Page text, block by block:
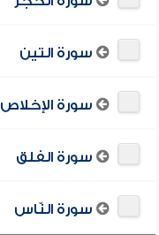
سورة التين
سورة الإخلاص
سورة الفلق
سورة النّاس